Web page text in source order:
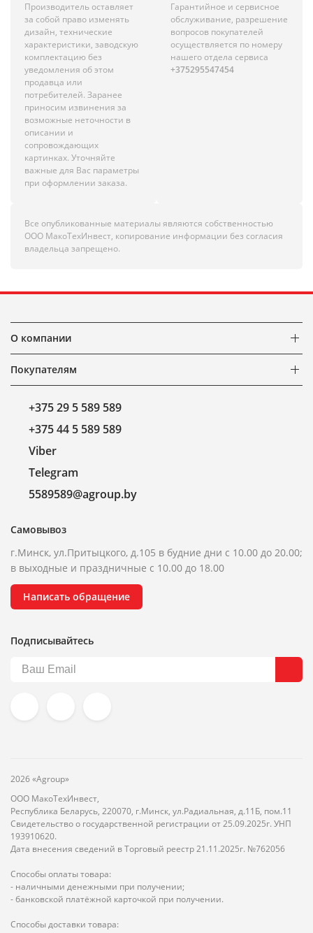
Производитель оставляет
за собой право изменять
дизайн, технические
характеристики, заводскую
комплектацию без
уведомления об этом
продавца или
потребителей. Заранее
приносим извинения за
возможные неточности в
описании и
сопровождающих
картинках. Уточняйте
важные для Вас параметры
при оформлении заказа.
Гарантийное и сервисное
обслуживание, разрешение
вопросов покупателей
осуществляется по номеру
нашего отдела сервиса
+375295547454
Все опубликованные материалы являются собственностью
ООО МакоТехИнвест, копирование информации без согласия
владельца запрещено.
О компании
Покупателям
+375 29 5 589 589
+375 44 5 589 589
Viber
Telegram
5589589@agroup.by
Самовывоз
г.Минск, ул.Притыцкого, д.105 в будние дни с 10.00 до 20.00;
в выходные и праздничные с 10.00 до 18.00
Написать обращение
Подписывайтесь
2026 «Agroup»
ООО МакоТехИнвест,
Республика Беларусь, 220070, г.Минск, ул.Радиальная, д.11Б, пом.11
Свидетельство о государственной регистрации от 25.09.2025г. УНП
193910620.
Дата внесения сведений в Торговый реестр 21.11.2025г. №762056
Способы оплаты товара:
- наличными денежными при получении;
- банковской платёжной карточкой при получении.
Способы доставки товара: